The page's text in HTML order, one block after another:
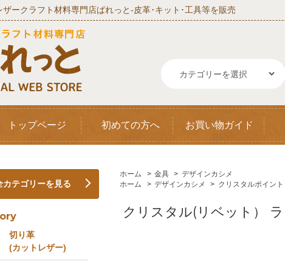
ザークラフト材料専門店ぱれっと‐皮革･キット･工具等を販売
トップページ 初めての方へ お買い物ガイド
ホーム > 金具 > デザインカシメ
ホーム
> デザインカシメ > クリスタルポイント
クリスタル(リベット）
カテゴリーを見る
切り革
(カットレザー)